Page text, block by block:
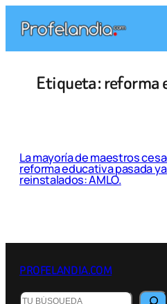
contenido
Etiqueta:reforma
La mayoría de maestros
reforma educativa pasada
reinstalados: AMLO.
PROFELANDIA.COM
Buscar